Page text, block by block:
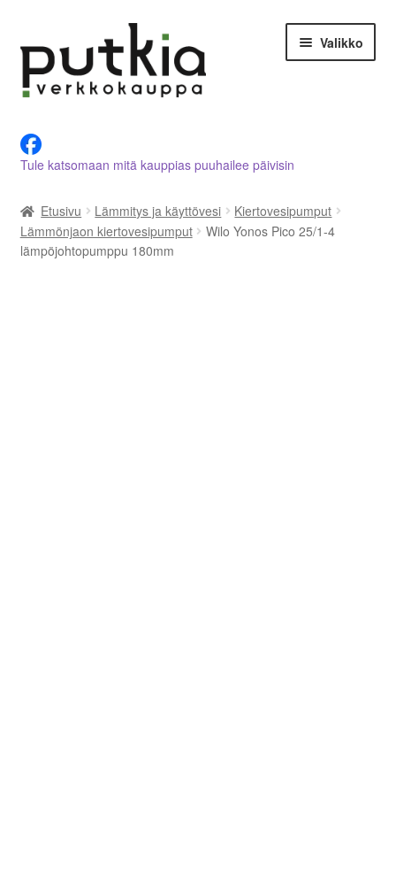
navigointiin
sisältöön
Valikko
Tietoja meistä
Asiakastilini
Ostoskori
Tule katsomaan mitä kauppias puuhailee päivisin
Etusivu Lämmitys ja käyttövesi
Kiertovesipumput
Lämmönjaon kiertovesipumput
Wilo Yonos Pico 25/1-4
lämpöjohtopumppu 180mm